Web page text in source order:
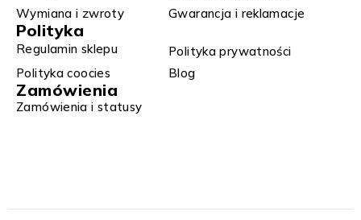
Wymiana i zwroty​
Gwarancja i reklamacje​​
Polityka
Regulamin sklepu​
Polityka prywatności
Polityka coocies
Blog
Zamówienia
Zamówienia i statusy